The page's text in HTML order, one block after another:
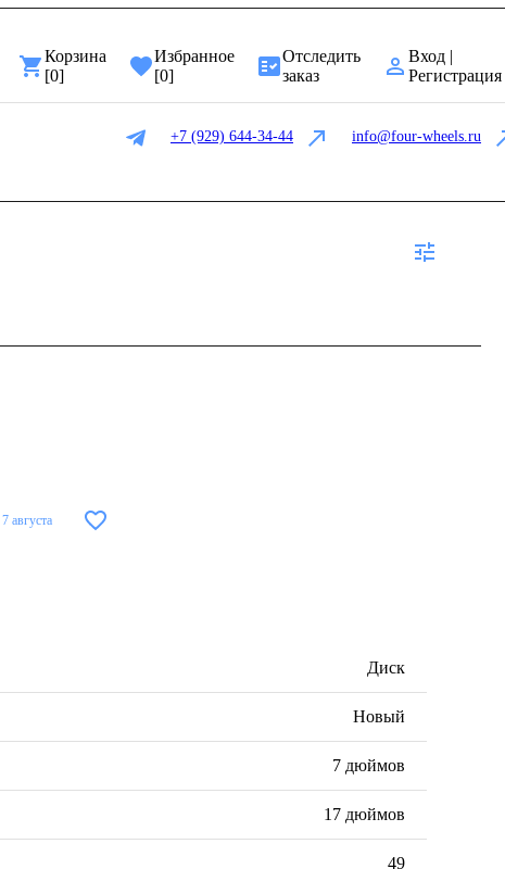
Корзина
[0]
Избранное
[0]
Отследить
заказ
Вход |
Регистрация
+7 (929) 644-34-44 info@four-wheels.ru
7 августа
Диск
Новый
7 дюймов
17 дюймов
49